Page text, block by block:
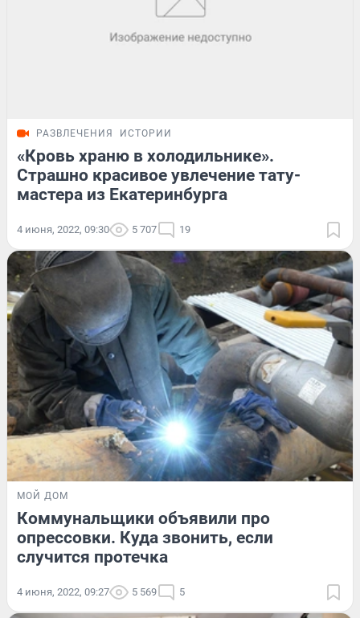
РАЗВЛЕЧЕНИЯ ИСТОРИИ
«Кровь храню в холодильнике».
Страшно красивое увлечение тату-
мастера из Екатеринбурга
4 июня, 2022, 09:30 5 707 19
МОЙ ДОМ
Коммунальщики объявили про
опрессовки. Куда звонить, если
случится протечка
4 июня, 2022, 09:27 5 569 5